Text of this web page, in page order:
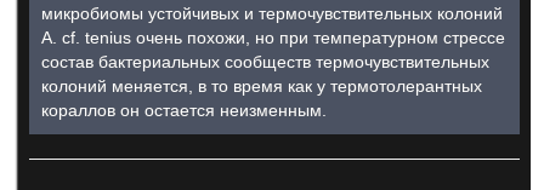
микробиомы устойчивых и термочувствительных колоний
A. cf. tenius очень похожи, но при температурном стрессе
состав бактериальных сообществ термочувствительных
колоний меняется, в то время как у термотолерантных
кораллов он остается неизменным.